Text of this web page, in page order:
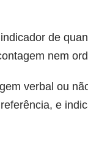
de
nem
verbal ou
e